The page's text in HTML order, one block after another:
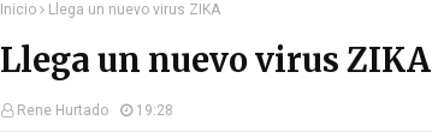
Inicio Llega un nuevo virus ZIKA
Llega un nuevo virus ZIKA
Rene Hurtado 19:28